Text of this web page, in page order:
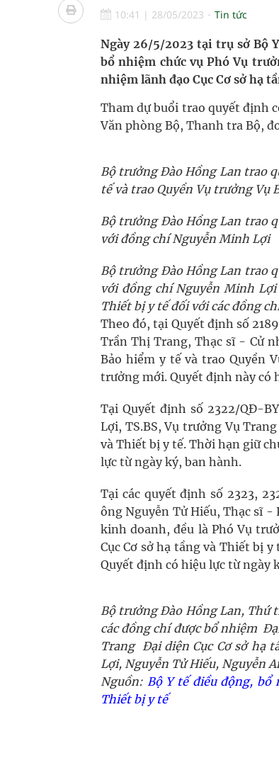
Tỷ lệ tật khúc xạ ở trẻ gia tăng: Khuyến
Hội Đông y phường Cầu Kiệu ra mắt,
TP.HCM: Ra mắt Câu lạc bộ Thầy Thuốc
Tầm soát sớm ung thư vú giúp cứu sống
10:41 | 28/05/2023 Tin tức
Ngày 26/5/2023 tại trụ sở Bộ
bổ nhiệm chức vụ Phó Vụ
nhiệm lãnh đạo Cục Cơ sở hạ
Tham dự buổi trao quyết định
Văn phòng Bộ, Thanh tra Bộ,
Bộ trưởng Đào Hồng Lan trao
tế và trao Quyền Vụ trưởng Vụ
Bộ trưởng Đào Hồng Lan trao
với đồng chí Nguyễn Minh Lợi
Bộ trưởng Đào Hồng Lan trao
với đồng chí Nguyễn Minh
Thiết bị y tế đối với các đồng
Theo đó, tại Quyết định số
Trần Thị Trang, Thạc sĩ - Cử
Bảo hiểm y tế và trao Quyền
trưởng mới. Quyết định này có
Tại Quyết định số 2322/QĐ-
Lợi, TS.BS, Vụ trưởng Vụ
và Thiết bị y tế. Thời hạn giữ
lực từ ngày ký, ban hành.
Tại các quyết định số 2323,
ông Nguyễn Tử Hiếu, Thạc sĩ -
kinh doanh, đều là Phó Vụ
Cục Cơ sở hạ tầng và Thiết bị
Quyết định có hiệu lực từ ngày
Bộ trưởng Đào Hồng Lan, Thứ
các đồng chí được bổ nhiệm
Trang Đại diện Cục Cơ sở hạ
Lợi, Nguyễn Tử Hiếu, Nguyễn
Nguồn: Bộ Y tế điều động, bổ
Thiết bị y tế